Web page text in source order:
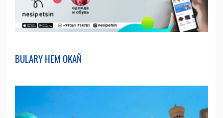
BULARY HEM OKAŇ